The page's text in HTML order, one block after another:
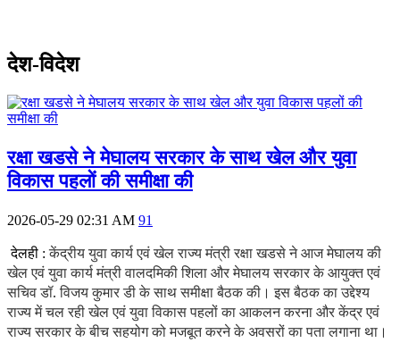
देश-विदेश
रक्षा खडसे ने मेघालय सरकार के साथ खेल और युवा
विकास पहलों की समीक्षा की
2026-05-29 02:31 AM 91
देलही :केंद्रीय युवा कार्य एवं खेल राज्य मंत्री रक्षा खडसे ने आज मेघालय की
खेल एवं युवा कार्य मंत्री वालदमिकी शिला और मेघालय सरकार के आयुक्त एवं
सचिव डॉ. विजय कुमार डी के साथ समीक्षा बैठक की। इस बैठक का उद्देश्य
राज्य में चल रही खेल एवं युवा विकास पहलों का आकलन करना और केंद्र एवं
राज्य सरकार के बीच सहयोग को मजबूत करने के अवसरों का पता लगाना था।